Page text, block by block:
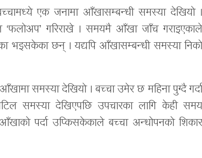
एक जनामा आँखासम्बन्धी समस्या देखियो ।
गरिराखे । समयमै आँखा जाँच गराइएकाले
भइसकेका छन् । यद्यपि आँखासम्बन्धी समस्या निको
समस्या देखियो । बच्चा उमेर छ महिना पुग्दै गर्दा
समस्या देखिएपछि उपचारका लागि केही समय
पर्दा उप्किसकेकाले बच्चा अन्धोपनको शिकार